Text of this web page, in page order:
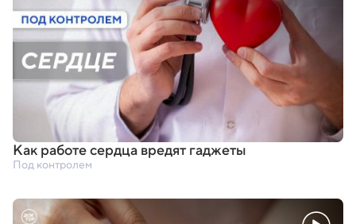
Как работе сердца вредят гаджеты
Под контролем